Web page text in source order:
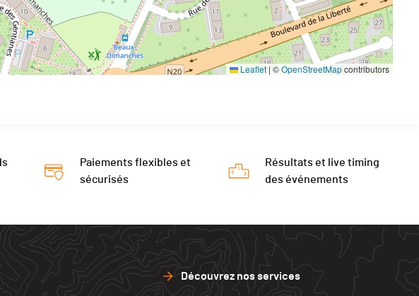
Leaflet | ©OpenStreetMapcontributors
Paiements flexibles et
sécurisés
Résultats et live timing
des événements
Découvrez nos services